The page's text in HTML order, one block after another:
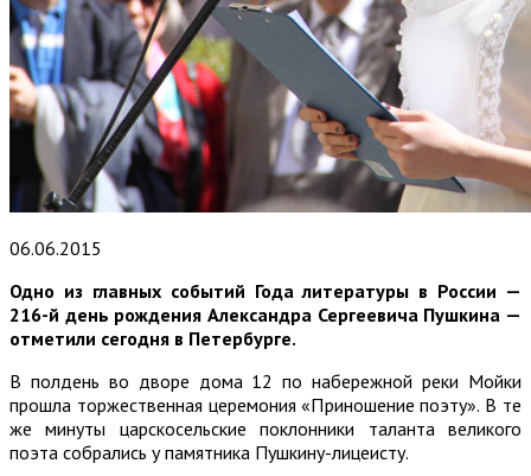
06.06.2015
Одно из главных событий Года литературы в России —
216-й день рождения Александра Сергеевича Пушкина —
отметили сегодня в Петербурге.
В полдень во дворе дома 12 по набережной реки Мойки
прошла торжественная церемония «Приношение поэту». В те
же минуты царскосельские поклонники таланта великого
поэта собрались у памятника Пушкину-лицеисту.